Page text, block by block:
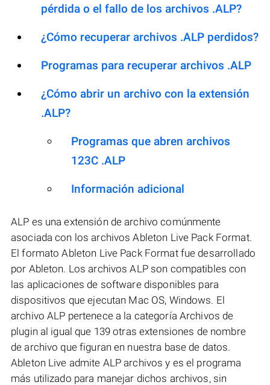
pérdida o el fallo de los archivos .ALP?
¿Cómo recuperar archivos .ALP perdidos?
Programas para recuperar archivos .ALP
¿Cómo abrir un archivo con la extensión
.ALP?
Programas que abren archivos
123C .ALP
Información adicional
ALP es una extensión de archivo comúnmente
asociada con los archivos Ableton Live Pack Format.
El formato Ableton Live Pack Format fue desarrollado
por Ableton. Los archivos ALP son compatibles con
las aplicaciones de software disponibles para
dispositivos que ejecutan Mac OS, Windows. El
archivo ALP pertenece a la categoría Archivos de
plugin al igual que 139 otras extensiones de nombre
de archivo que figuran en nuestra base de datos.
Ableton Live admite ALP archivos y es el programa
más utilizado para manejar dichos archivos, sin